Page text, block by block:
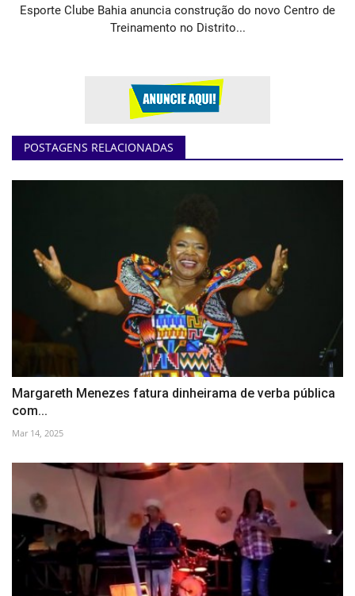
Esporte Clube Bahia anuncia construção do novo Centro de
Treinamento no Distrito...
POSTAGENS RELACIONADAS
Margareth Menezes fatura dinheirama de verba pública
com...
Mar 14, 2025